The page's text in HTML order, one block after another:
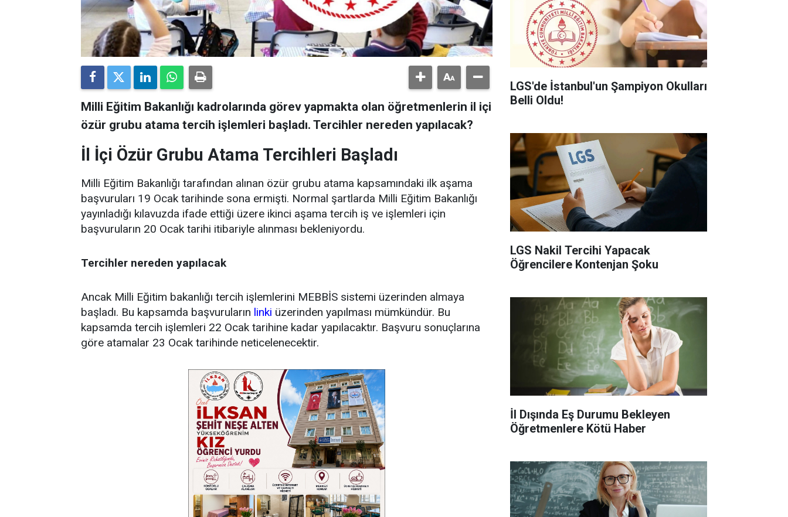
Milli Eğitim Bakanlığı kadrolarında görev yapmakta olan öğretmenlerin il içi
özür grubu atama tercih işlemleri başladı. Tercihler nereden yapılacak?
İl İçi Özür Grubu Atama Tercihleri Başladı
Milli Eğitim Bakanlığı tarafından alınan özür grubu atama kapsamındaki ilk aşama
başvuruları 19 Ocak tarihinde sona ermişti. Normal şartlarda Milli Eğitim Bakanlığı
yayınladığı kılavuzda ifade ettiği üzere ikinci aşama tercih iş ve işlemleri için
başvuruların 20 Ocak tarihi itibariyle alınması bekleniyordu.
Tercihler nereden yapılacak
Ancak Milli Eğitim bakanlığı tercih işlemlerini MEBBİS sistemi üzerinden almaya
başladı. Bu kapsamda başvuruların linki üzerinden yapılması mümkündür. Bu
kapsamda tercih işlemleri 22 Ocak tarihine kadar yapılacaktır. Başvuru sonuçlarına
göre atamalar 23 Ocak tarihinde neticelenecektir.
LGS'de İstanbul'un Şampiyon Okulları
Belli Oldu!
LGS Nakil Tercihi Yapacak
Öğrencilere Kontenjan Şoku
İl Dışında Eş Durumu Bekleyen
Öğretmenlere Kötü Haber